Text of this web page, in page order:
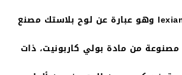
سواتر بالرياض = lexian وهو عبارة عن لوح بلاستك مصنع
من مادة بولي كاربونيت، ذات